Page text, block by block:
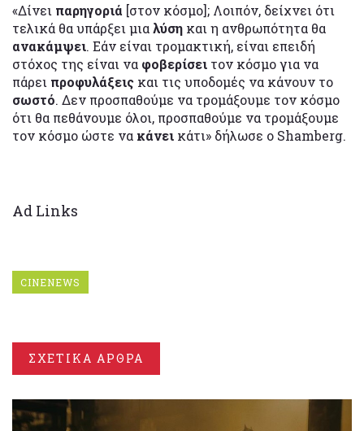
«Δίνει παρηγοριά [στον κόσμο]; Λοιπόν, δείχνει ότι
τελικά θα υπάρξει μιαλύση και η ανθρωπότητα θα
ανακάμψει. Εάν είναι τρομακτική, είναι επειδή
στόχος της είναι να φοβερίσει τον κόσμο για να
πάρει προφυλάξεις και τις υποδομές να κάνουν το
σωστό. Δεν προσπαθούμε να τρομάξουμε τον κόσμο
ότι θα πεθάνουμε όλοι, προσπαθούμε να τρομάξουμε
τον κόσμο ώστε να κάνει κάτι» δήλωσε ο Shamberg.
Ad Links
CINENEWS
ΣΧΕΤΙΚΑ ΑΡΘΡΑ